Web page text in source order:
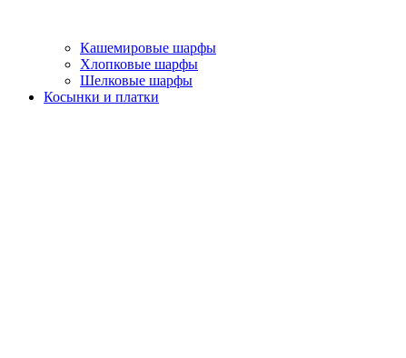
Кашемировые шарфы
Хлопковые шарфы
Шелковые шарфы
Косынки и платки